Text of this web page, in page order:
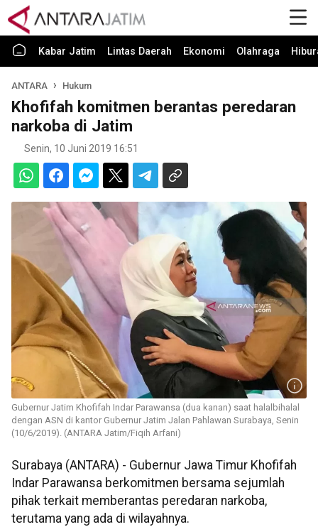
Kabar Jatim Lintas Daerah Ekonomi Olahraga
ANTARA Hukum
Khofifah komitmen berantas peredaran
narkoba di Jatim
Senin, 10 Juni 2019 16:51
Gubernur Jatim Khofifah Indar Parawansa (dua kanan) saat halalbihalal
dengan ASN di kantor Gubernur Jatim Jalan Pahlawan Surabaya, Senin
(10/6/2019). (ANTARA Jatim/Fiqih Arfani)
Surabaya (ANTARA) - Gubernur Jawa Timur Khofifah
Indar Parawansa berkomitmen bersama sejumlah
pihak terkait memberantas peredaran narkoba,
terutama yang ada di wilayahnya.